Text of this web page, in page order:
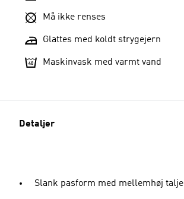
Må ikke renses
Glattes med koldt strygejern
Maskinvask med varmt vand
Detaljer
Slank pasform med mellemhøj talje